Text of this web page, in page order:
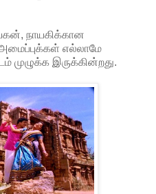
நாயகிக்கான
அமைப்புக்கள் எல்லாமே
முழுக்க இருக்கின்றது.